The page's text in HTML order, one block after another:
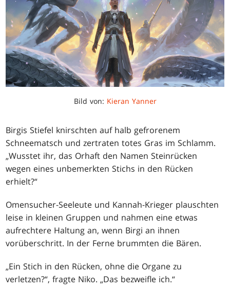
Bild von: Kieran Yanner
Birgis Stiefel knirschten auf halb gefrorenem
Schneematsch und zertraten totes Gras im Schlamm.
„Wusstet ihr, das Orhaft den Namen Steinrücken
wegen eines unbemerkten Stichs in den Rücken
erhielt?“
Omensucher-Seeleute und Kannah-Krieger plauschten
leise in kleinen Gruppen und nahmen eine etwas
aufrechtere Haltung an, wenn Birgi an ihnen
vorüberschritt. In der Ferne brummten die Bären.
„Ein Stich in den Rücken, ohne die Organe zu
verletzen?“, fragte Niko. „Das bezweifle ich.“